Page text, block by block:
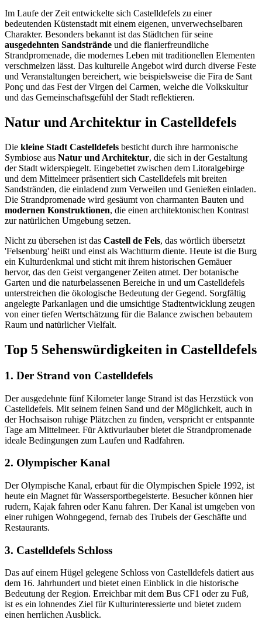
Im Laufe der Zeit entwickelte sich Castelldefels zu einer
bedeutenden Küstenstadt mit einem eigenen, unverwechselbaren
Charakter. Besonders bekannt ist das Städtchen für seine
ausgedehnten Sandstrände und die flanierfreundliche
Strandpromenade, die modernes Leben mit traditionellen Elementen
verschmelzen lässt. Das kulturelle Angebot wird durch diverse Feste
und Veranstaltungen bereichert, wie beispielsweise die Fira de Sant
Ponç und das Fest der Virgen del Carmen, welche die Volkskultur
und das Gemeinschaftsgefühl der Stadt reflektieren.
Natur und Architektur in Castelldefels
Die kleine Stadt Castelldefels besticht durch ihre harmonische
Symbiose aus Natur und Architektur, die sich in der Gestaltung
der Stadt widerspiegelt. Eingebettet zwischen dem Litoralgebirge
und dem Mittelmeer präsentiert sich Castelldefels mit breiten
Sandstränden, die einladend zum Verweilen und Genießen einladen.
Die Strandpromenade wird gesäumt von charmanten Bauten und
modernen Konstruktionen, die einen architektonischen Kontrast
zur natürlichen Umgebung setzen.
Nicht zu übersehen ist das Castell de Fels, das wörtlich übersetzt
'Felsenburg' heißt und einst als Wachtturm diente. Heute ist die Burg
ein Kulturdenkmal und sticht mit ihrem historischen Gemäuer
hervor, das den Geist vergangener Zeiten atmet. Der botanische
Garten und die naturbelassenen Bereiche in und um Castelldefels
unterstreichen die ökologische Bedeutung der Gegend. Sorgfältig
angelegte Parkanlagen und die umsichtige Stadtentwicklung zeugen
von einer tiefen Wertschätzung für die Balance zwischen bebautem
Raum und natürlicher Vielfalt.
Top 5 Sehenswürdigkeiten in Castelldefels
1. Der Strand von Castelldefels
Der ausgedehnte fünf Kilometer lange Strand ist das Herzstück von
Castelldefels. Mit seinem feinen Sand und der Möglichkeit, auch in
der Hochsaison ruhige Plätzchen zu finden, verspricht er entspannte
Tage am Mittelmeer. Für Aktivurlauber bietet die Strandpromenade
ideale Bedingungen zum Laufen und Radfahren.
2. Olympischer Kanal
Der Olympische Kanal, erbaut für die Olympischen Spiele 1992, ist
heute ein Magnet für Wassersportbegeisterte. Besucher können hier
rudern, Kajak fahren oder Kanu fahren. Der Kanal ist umgeben von
einer ruhigen Wohngegend, fernab des Trubels der Geschäfte und
Restaurants.
3. Castelldefels Schloss
Das auf einem Hügel gelegene Schloss von Castelldefels datiert aus
dem 16. Jahrhundert und bietet einen Einblick in die historische
Bedeutung der Region. Erreichbar mit dem Bus CF1 oder zu Fuß,
ist es ein lohnendes Ziel für Kulturinteressierte und bietet zudem
einen herrlichen Ausblick.